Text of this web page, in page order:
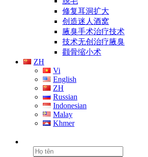
修复耳洞扩大
创造迷人酒窝
腋臭手术治疗技术
技术无创治疗腋臭
颧骨缩小术
ZH
Vi
English
ZH
Russian
Indonesian
Malay
Khmer